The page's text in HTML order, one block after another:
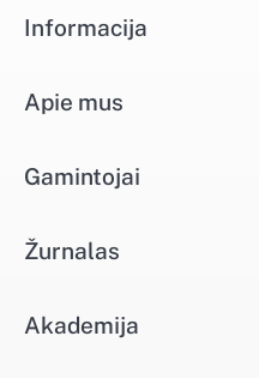
Informacija
Apie mus
Gamintojai
Žurnalas
Akademija